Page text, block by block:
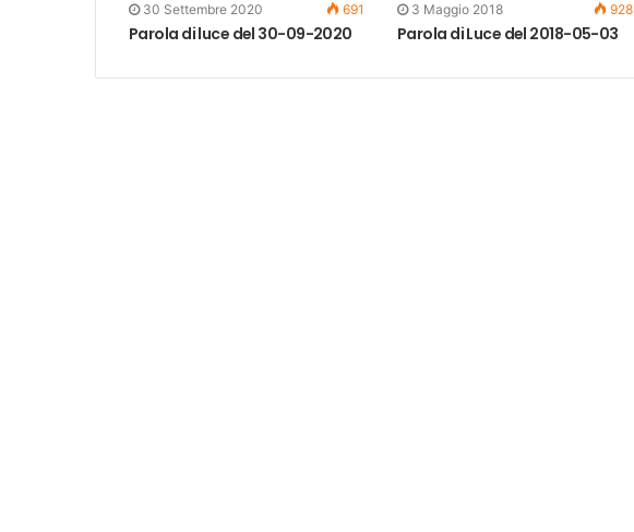
30 Settembre 2020 691
Parola di luce del 30-09-2020
3 Maggio 2018 928
Parola di Luce del 2018-05-03